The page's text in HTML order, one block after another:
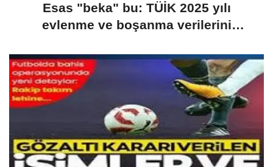
Esas "beka" bu: TÜİK 2025 yılı
evlenme ve boşanma verilerini
yükseldi